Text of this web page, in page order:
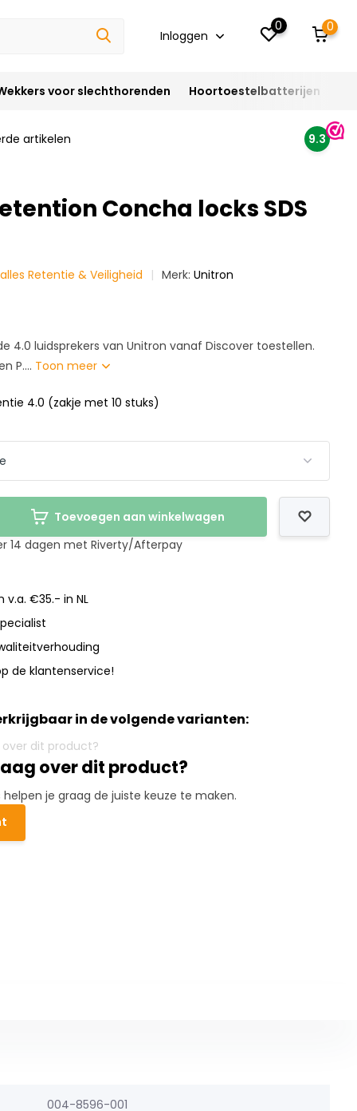
Inloggen
0 0
voor slechthorenden Hoortoestelbatterijen
artikelen 9.3
Concha locks SDS
Retentie & Veiligheid Merk:Unitron
4.0 luidsprekers van Unitron vanaf Discover toestellen.
P.... Toon meer
4.0 (zakje met 10 stuks)
Toevoegen aan winkelwagen
14 dagen met Riverty/Afterpay
v.a. €35.- in NL
de klantenservice!
in de volgende varianten:
over dit product?
je graag de juiste keuze te maken.
004-8596-001